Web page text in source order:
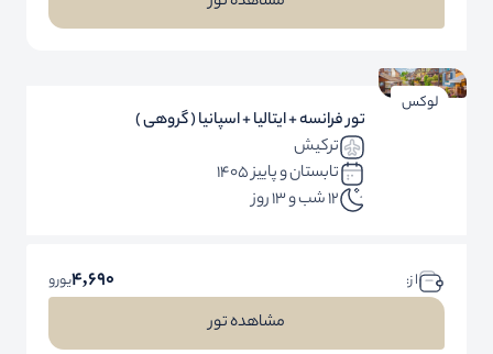
لوکس
تور فرانسه + ایتالیا + اسپانیا ( گروهی )
ترکیش
تابستان و پاییز 1405
12 شب و 13 روز
ا ز: 4,690یورو
مشاهده تور